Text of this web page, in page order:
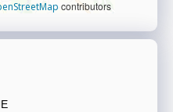
contributors